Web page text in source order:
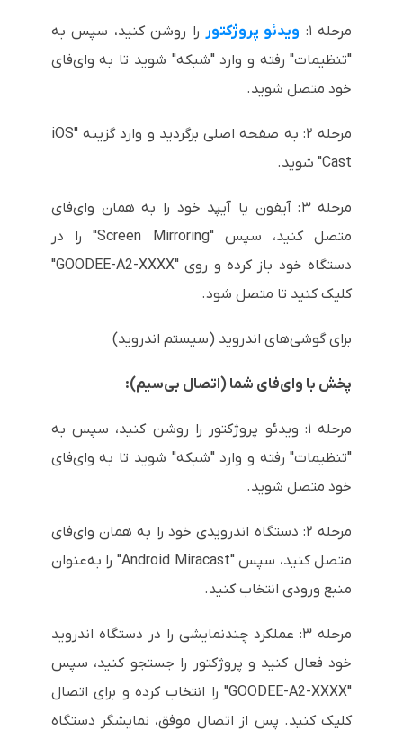
مرحله ۱: ویدئو پروژکتور را روشن کنید، سپس به
"تنظیمات" رفته و وارد "شبکه" شوید تا به وای‌فای
خود متصل شوید.
مرحله ۲: به صفحه اصلی برگردید و وارد گزینه "iOS
Cast" شوید.
مرحله ۳: آیفون یا آیپد خود را به همان وای‌فای
متصل کنید، سپس "Screen Mirroring" را در
دستگاه خود باز کرده و روی "GOODEE-A2-XXXX"
کلیک کنید تا متصل شود.
برای گوشی‌های اندروید (سیستم اندروید)
پخش با وای‌فای شما (اتصال بی‌سیم):
مرحله ۱: ویدئو پروژکتور را روشن کنید، سپس به
"تنظیمات" رفته و وارد "شبکه" شوید تا به وای‌فای
خود متصل شوید.
مرحله ۲: دستگاه اندرویدی خود را به همان وای‌فای
متصل کنید، سپس "Android Miracast" را به‌عنوان
منبع ورودی انتخاب کنید.
مرحله ۳: عملکرد چندنمایشی را در دستگاه اندروید
خود فعال کنید و پروژکتور را جستجو کنید، سپس
"GOODEE-A2-XXXX" را انتخاب کرده و برای اتصال
کلیک کنید. پس از اتصال موفق، نمایشگر دستگاه